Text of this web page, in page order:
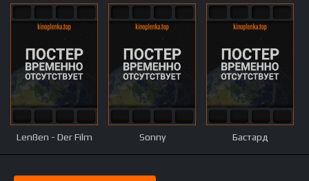
Lenßen - Der Film Sonny Бастард